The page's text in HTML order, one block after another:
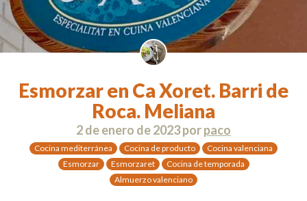
Esmorzar en Ca Xoret. Barri de
Roca. Meliana
2 de enero de 2023porpaco
Cocina mediterránea Cocina de producto
Cocina valenciana
Esmorzar
Esmorzaret
Cocina de temporada
Almuerzo valenciano